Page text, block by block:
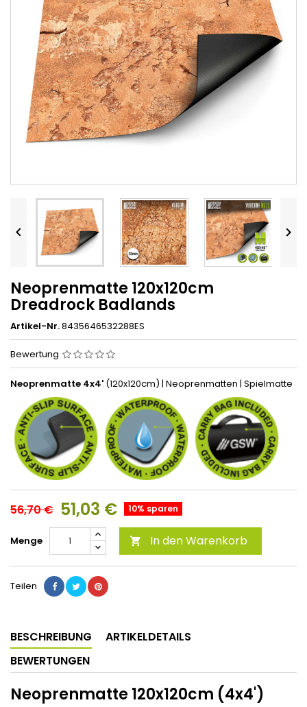
 
Neoprenmatte 120x120cm
Dreadrock Badlands
Artikel-Nr.8435646532288ES
Bewertung
Neoprenmatte 4x4' (120x120cm) | Neoprenmatten | Spielmatte
56,70 € 51,03 € 10% sparen
Menge  In den Warenkorb
Teilen
BESCHREIBUNG
ARTIKELDETAILS
BEWERTUNGEN
Neoprenmatte 120x120cm (4x4')